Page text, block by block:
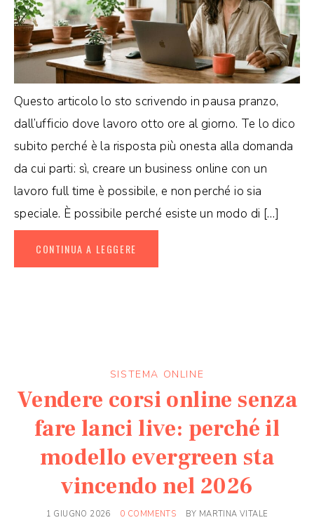
Questo articolo lo sto scrivendo in pausa pranzo,
dall’ufficio dove lavoro otto ore al giorno. Te lo dico
subito perché è la risposta più onesta alla domanda
da cui parti: sì, creare un business online con un
lavoro full time è possibile, e non perché io sia
speciale. È possibile perché esiste un modo di […]
CONTINUA A LEGGERE
SISTEMA ONLINE
Vendere corsi online senza
fare lanci live: perché il
modello evergreen sta
vincendo nel 2026
1 GIUGNO 2026 0 COMMENTS BY MARTINA VITALE